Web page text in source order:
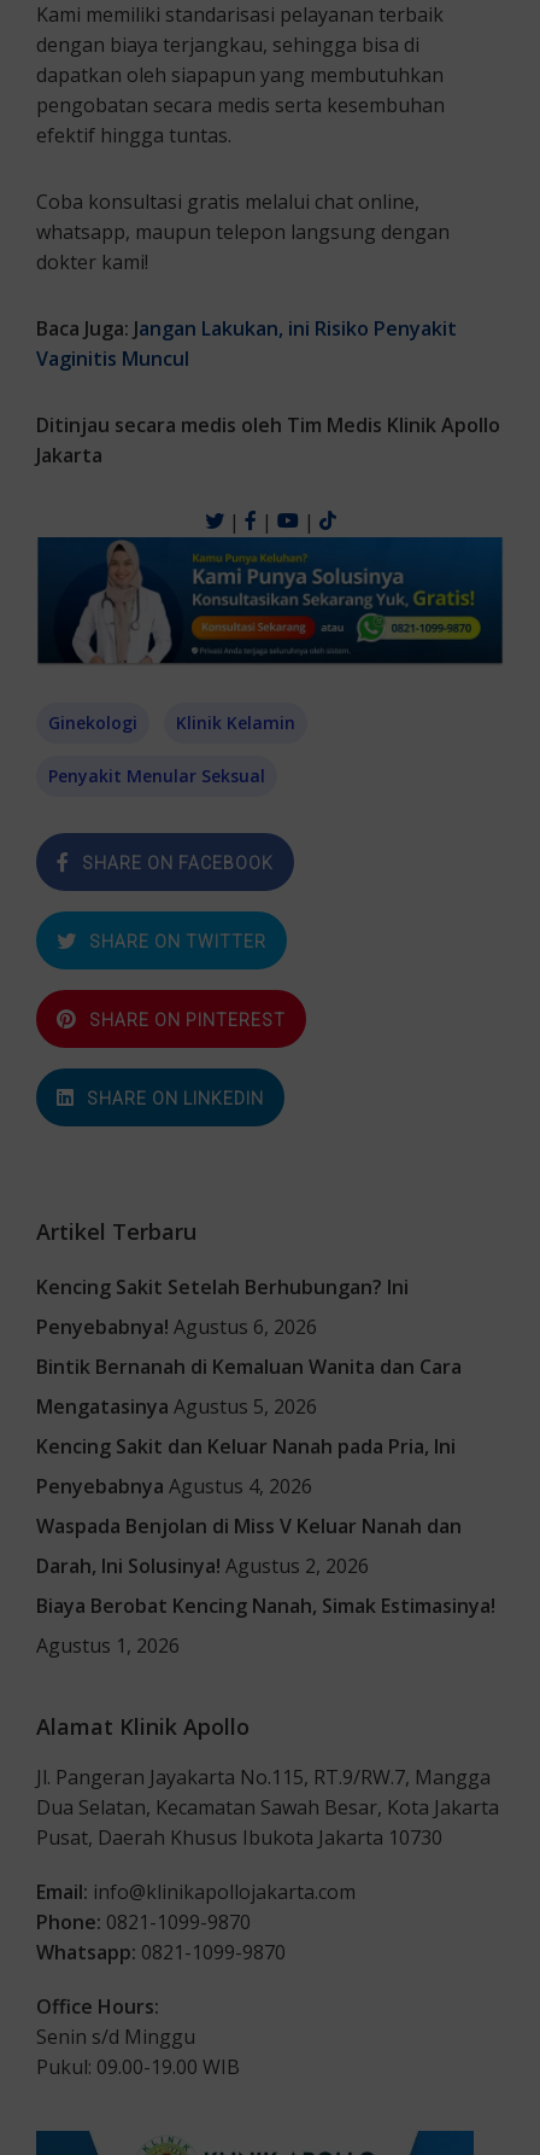
Kami memiliki standarisasi pelayanan terbaik
dengan biaya terjangkau, sehingga bisa di
dapatkan oleh siapapun yang membutuhkan
pengobatan secara medis serta kesembuhan
efektif hingga tuntas.
Coba konsultasi gratis melalui chat online,
whatsapp, maupun telepon langsung dengan
dokter kami!
Baca Juga: Jangan Lakukan, ini Risiko Penyakit
Vaginitis Muncul
Ditinjau secara medis oleh Tim Medis Klinik Apollo
Jakarta
| | |
Ginekologi Klinik Kelamin
Penyakit Menular Seksual
SHARE ON FACEBOOK
SHARE ON TWITTER
SHARE ON PINTEREST
SHARE ON LINKEDIN
Artikel Terbaru
Kencing Sakit Setelah Berhubungan? Ini
Penyebabnya! Agustus 6, 2026
Bintik Bernanah di Kemaluan Wanita dan Cara
Mengatasinya Agustus 5, 2026
Kencing Sakit dan Keluar Nanah pada Pria, Ini
Penyebabnya Agustus 4, 2026
Waspada Benjolan di Miss V Keluar Nanah dan
Darah, Ini Solusinya! Agustus 2, 2026
Biaya Berobat Kencing Nanah, Simak Estimasinya!
Agustus 1, 2026
Alamat Klinik Apollo
Jl. Pangeran Jayakarta No.115, RT.9/RW.7, Mangga
Dua Selatan, Kecamatan Sawah Besar, Kota Jakarta
Pusat, Daerah Khusus Ibukota Jakarta 10730
Email: info@klinikapollojakarta.com
Phone: 0821-1099-9870
Whatsapp: 0821-1099-9870
Office Hours:
Senin s/d Minggu
Pukul: 09.00-19.00 WIB